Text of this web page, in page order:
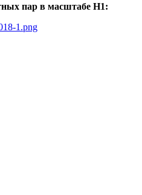
пар в масштабе Н1: